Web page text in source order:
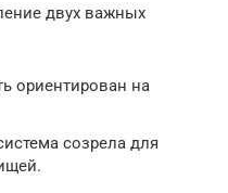
двух важных
ориентирован на
созрела для